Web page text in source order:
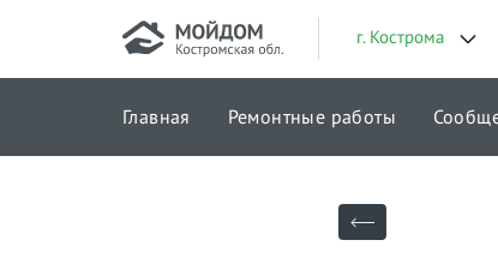
г. Кострома
Главная Ремонтные работы